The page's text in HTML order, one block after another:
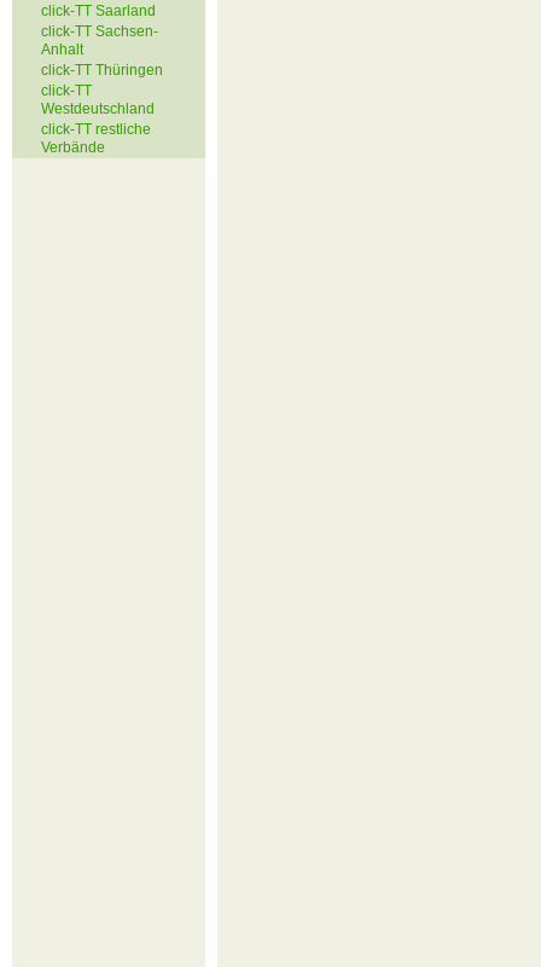
click-TT Saarland
click-TT Sachsen-
Anhalt
click-TT Thüringen
click-TT
Westdeutschland
click-TT restliche
Verbände